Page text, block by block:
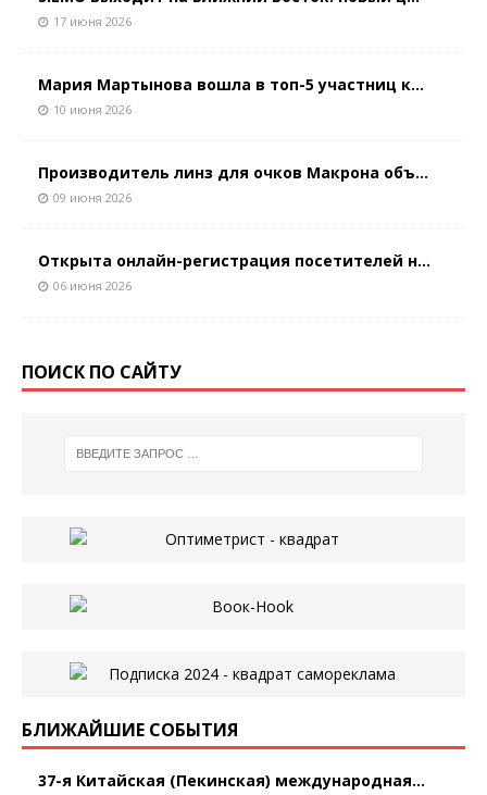
17 июня 2026
Мария Мартынова вошла в топ-5 участниц к...
10 июня 2026
Производитель линз для очков Макрона объ...
09 июня 2026
Открыта онлайн-регистрация посетителей н...
06 июня 2026
ПОИСК ПО САЙТУ
БЛИЖАЙШИЕ СОБЫТИЯ
37-я Китайская (Пекинская) международная...